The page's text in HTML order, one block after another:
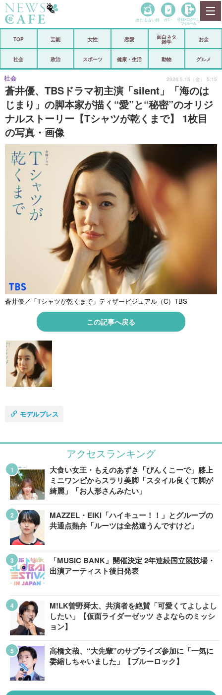
政治
芸能 スポーツ
恋愛 ビックリ
コメントポスト
リリース ショップ
登録・ログイン/マイルーム
当たる占い師 占い 登録• ログイン
マイルーム
TOP 芸能 女性 恋愛
面白ネタ
雑学
お金
社会 政治 スポーツ 健康・生活 動物 グルメ
蒼井優、TBSドラマ初主演「silent」「海のは
じまり」の脚本家が描く“愛”と“秘密”のオリジ
ナルストーリー【Tシャツが乾くまで】 1枚目
の写真・画像
社会 2026.5.15（金） 5:15
蒼井優／「Tシャツが乾くまで」ティザービジュアル（C）TBS
この記事へ戻る
モデルプレス
アクセスランキング
大食い女王・もえのあずき「ぴんくこーで」膝上
ミニワンピからスラリ美脚「スタイル良くて脚が
綺麗」「お人形さんみたい」
MAZZEL・EIKI「ハイキュー！！」とグループの
共通点熱弁「ルーツは全然違うんですけど」
「MUSIC BANK」開催決定 2年連続国立競技場・
出演アーティスト後日発表
M!LK曽野舜太、共演者を絶賛「可愛くてよしよし
したい」【仮面ライダーゼッツ さよならのミッシ
ョン】
高橋文哉、“大先輩”のサプライズ参加に「一気に
委縮しちゃいました」【ブルーロック】